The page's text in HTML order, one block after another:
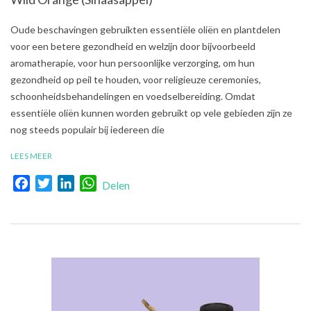
2021-
08-
02
Oude beschavingen gebruikten essentiële oliën en plantdelen
voor een betere gezondheid en welzijn door bijvoorbeeld
aromatherapie, voor hun persoonlijke verzorging, om hun
gezondheid op peil te houden, voor religieuze ceremonies,
schoonheidsbehandelingen en voedselbereiding. Omdat
essentiële oliën kunnen worden gebruikt op vele gebieden zijn ze
nog steeds populair bij iedereen die
LEES MEER
FacebookTwitterLinkedInWhatsApp
Delen